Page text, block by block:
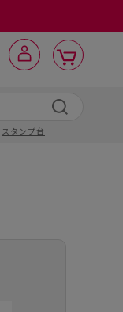
スタンプ台
ロ
グ
イ
ン ト
ー